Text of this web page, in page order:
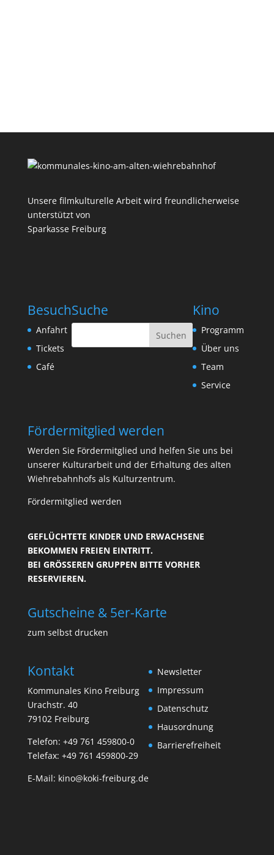
Unsere filmkulturelle Arbeit wird freundlicherweise
unterstützt von
Sparkasse Freiburg
Besuch
Anfahrt
Tickets
Café
Suche Kino
Programm
Über uns
Team
Service
Fördermitglied werden
Werden Sie Fördermitglied und helfen Sie uns bei
unserer Kulturarbeit und der Erhaltung des alten
Wiehrebahnhofs als Kulturzentrum.
Fördermitglied werden
GEFLÜCHTETE KINDER UND ERWACHSENE
BEKOMMEN FREIEN EINTRITT.
BEI GRÖSSEREN GRUPPEN BITTE VORHER R
ESERVIEREN.
Gutscheine & 5er-Karte
zum selbst drucken
Kontakt
Kommunales Kino Freiburg
Urachstr. 40
79102 Freiburg
Telefon: +49 761 459800-0
Telefax: +49 761 459800-29
E-Mail: kino@koki-freiburg.de
Newsletter
Impressum
Datenschutz
Hausordnung
Barrierefreiheit